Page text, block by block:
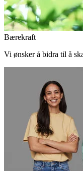
Bærekraft
Vi ønsker å bidra til å